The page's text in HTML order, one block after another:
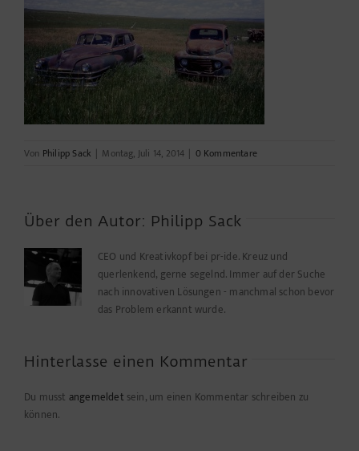
Von Philipp Sack | Montag, Juli 14, 2014 | 0 Kommentare
Über den Autor: Philipp Sack
CEO und Kreativkopf bei pr-ide. Kreuz und
querlenkend, gerne segelnd. Immer auf der Suche
nach innovativen Lösungen - manchmal schon bevor
das Problem erkannt wurde.
Hinterlasse einen Kommentar
Du musst angemeldet sein, um einen Kommentar schreiben zu
können.